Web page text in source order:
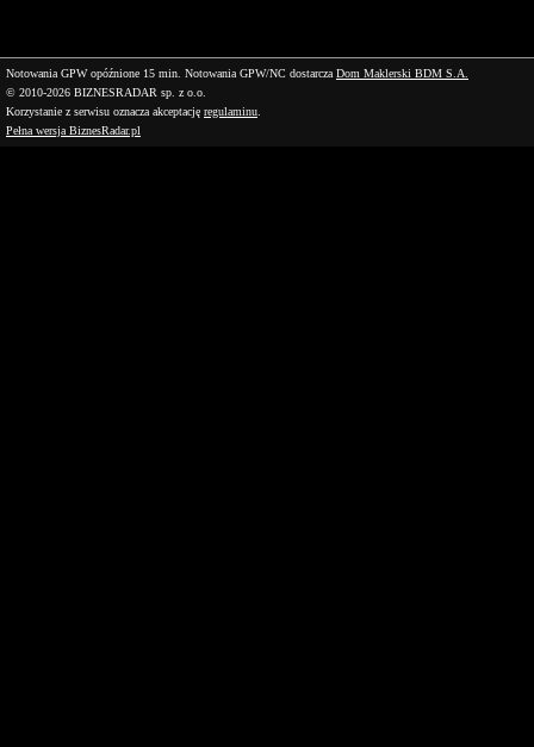
Notowania GPW opóźnione 15 min. Notowania GPW/NC dostarcza Dom Maklerski BDM S.A.
© 2010-2026 BIZNESRADAR sp. z o.o.
Korzystanie z serwisu oznacza akceptację regulaminu
Pełna wersja BiznesRadar.pl